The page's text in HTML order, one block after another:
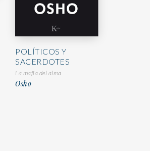
POLÍTICOS Y
SACERDOTES
La mafia del alma
Osho